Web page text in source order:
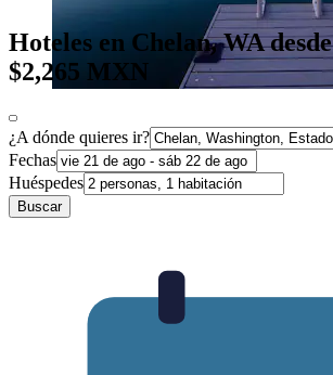
Hoteles en Chelan, WA desde
$2,265 MXN
¿A dónde quieres ir?
Fechas
Huéspedes
Buscar